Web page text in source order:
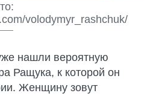
volodymyr_rashchuk/
нашли вероятную
Ращука, к которой он
Женщину зовут